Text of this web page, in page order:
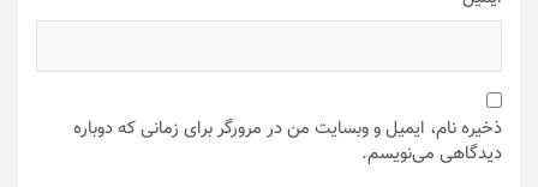
ذخیره نام، ایمیل و وبسایت من در مرورگر برای زمانی که دوباره
دیدگاهی می‌نویسم.